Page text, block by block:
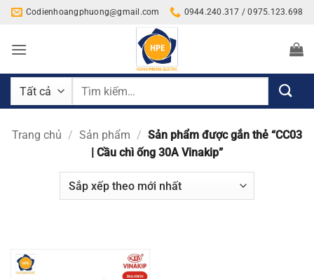
Bỏ
nội
Codienhoangphuong@gmail.com 0944.240.317 / 0975.123.698
Tìm
Trang chủ / Sản phẩm / Sản phẩm được gắn thẻ “CC03
| Cầu chì ống 30A Vinakip”